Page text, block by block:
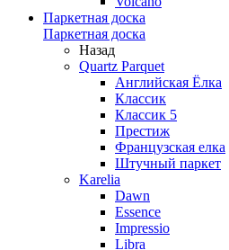
Паркетная доска
Паркетная доска
Назад
Quartz Parquet
Английская Ёлка
Классик
Классик 5
Престиж
Французская елка
Штучный паркет
Karelia
Dawn
Essence
Impressio
Libra